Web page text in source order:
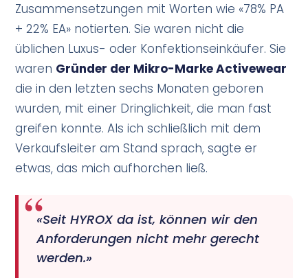
Zusammensetzungen mit Worten wie «78% PA
+ 22% EA» notierten. Sie waren nicht die
üblichen Luxus- oder Konfektionseinkäufer. Sie
waren Gründer der Mikro-Marke Activewear
die in den letzten sechs Monaten geboren
wurden, mit einer Dringlichkeit, die man fast
greifen konnte. Als ich schließlich mit dem
Verkaufsleiter am Stand sprach, sagte er
etwas, das mich aufhorchen ließ.
«Seit HYROX da ist, können wir den
Anforderungen nicht mehr gerecht
werden.»